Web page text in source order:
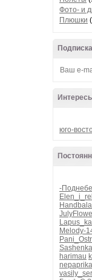
Фото- и
Плюшки
юго-
-
Lapus_ka
Melody-
Sashenka
harimau
nepaprika